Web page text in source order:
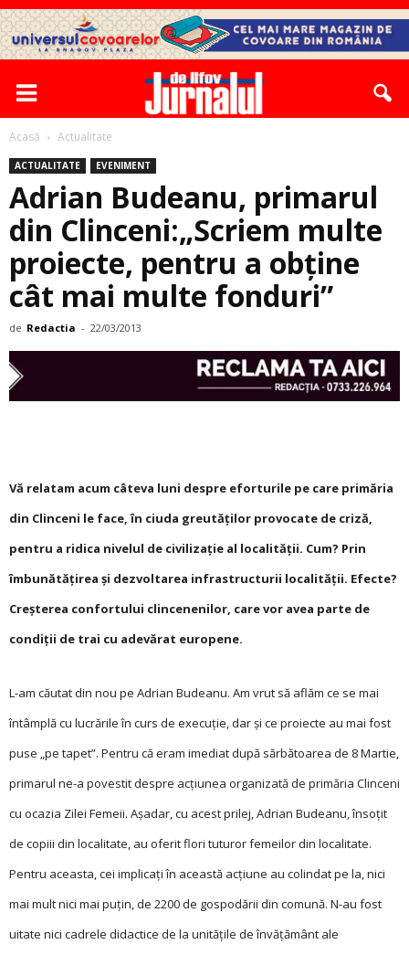
Acasă Actualitate
ACTUALITATE EVENIMENT
Adrian Budeanu, primarul
din Clinceni:„Scriem multe
proiecte, pentru a obține
cât mai multe fonduri”
de Redactia - 22/03/2013
Vă relatam acum câteva luni despre eforturile pe care primăria
din Clinceni le face, în ciuda greutăților provocate de criză,
pentru a ridica nivelul de civilizație al localității. Cum? Prin
îmbunătățirea și dezvoltarea infrastructurii localității. Efecte?
Creșterea confortului clincenenilor, care vor avea parte de
condiții de trai cu adevărat europene.
L-am căutat din nou pe Adrian Budeanu. Am vrut să aflăm ce se mai
întâmplă cu lucrările în curs de execuție, dar și ce proiecte au mai fost
puse „pe tapet”. Pentru că eram imediat după sărbătoarea de 8 Martie,
primarul ne-a povestit despre acțiunea organizată de primăria Clinceni
cu ocazia Zilei Femeii. Așadar, cu acest prilej, Adrian Budeanu, însoțit
de copiii din localitate, au oferit flori tuturor femeilor din localitate.
Pentru aceasta, cei implicați în această acțiune au colindat pe la, nici
mai mult nici mai puțin, de 2200 de gospodării din comună. N-au fost
uitate nici cadrele didactice de la unitățile de învățământ ale